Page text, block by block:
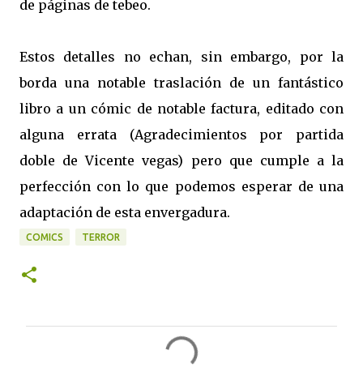
de páginas de tebeo.
Estos detalles no echan, sin embargo, por la
borda una notable traslación de un fantástico
libro a un cómic de notable factura, editado con
alguna errata (Agradecimientos por partida
doble de Vicente vegas) pero que cumple a la
perfección con lo que podemos esperar de una
adaptación de esta envergadura.
COMICS TERROR